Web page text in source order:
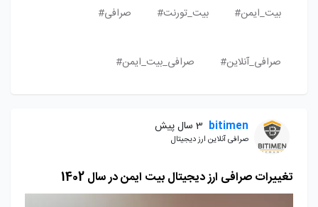
بیت_ایمن# بیت_تورنت# صرافی#
صرافی_آنلاین# صرافی_بیت_ایمن#
bitimen 3 سال پیش
صرافی آنلاین ارز دیجیتال
تغییرات صرافی ارز دیجیتال بیت ایمن در سال 1402